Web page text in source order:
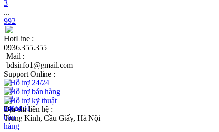
3
...
992
HotLine :
0936.355.355
Mail :
bdsinfo1@gmail.com
Support Online :
Hỗ trợ 24/24
Hỗ trợ bán hàng
Hỗ trợ kỹ thuật
Địa chỉ liên hệ :
Trung Kính, Cầu Giấy, Hà Nội